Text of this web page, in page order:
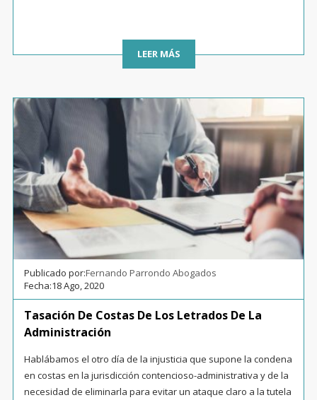
LEER MÁS
Publicado por:Fernando Parrondo Abogados
Fecha:18 Ago, 2020
Tasación De Costas De Los Letrados De La
Administración
Hablábamos el otro día de la injusticia que supone la condena
en costas en la jurisdicción contencioso-administrativa y de la
necesidad de eliminarla para evitar un ataque claro a la tutela